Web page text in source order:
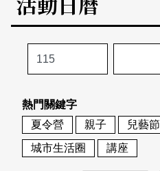
本期專題
歷史專題
活動特區
活動列表
地圖搜尋
關於我們
關於我們
刊物索取地點
會員基本資料
刊登活動
網站導覽
熱門關鍵字
夏令營
親子 兒藝節
城市生活圈
講座